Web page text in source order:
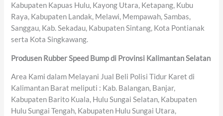
Kabupaten Kapuas Hulu, Kayong Utara, Ketapang, Kubu
Raya, Kabupaten Landak, Melawi, Mempawah, Sambas,
Sanggau, Kab. Sekadau, Kabupaten Sintang, Kota Pontianak
serta Kota Singkawang.
Produsen Rubber Speed Bump di Provinsi Kalimantan Selatan
Area Kami dalam Melayani Jual Beli Polisi Tidur Karet di
Kalimantan Barat meliputi : Kab. Balangan, Banjar,
Kabupaten Barito Kuala, Hulu Sungai Selatan, Kabupaten
Hulu Sungai Tengah, Kabupaten Hulu Sungai Utara,